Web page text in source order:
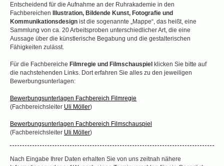
Entscheidend für die Aufnahme an der Ruhrakademie in den
Fachbereichen
Illustration, Bildende Kunst, Fotografie und
Kommunikationsdesign ist die sogenannte „Mappe“, das heißt, eine
Sammlung von ca. 20 Arbeitsproben unterschiedlicher Art, die eine
Aussage über die künstlerische Begabung und die gestalterischen
Fähigkeiten zulässt.
Für die Fachbereiche Filmregie und Filmschauspiel klicken Sie bitte auf
die nachstehenden Links. Dort erfahren Sie alles zu den jeweiligen
Bewerbungsunterlagen:
Bewerbungsunterlagen Fachbereich Filmregie
(Fachbereichsleiter Uli Möller)
Bewerbungsunterlagen Fachbereich Filmschauspiel
(Fachbereichsleiter Uli Möller)
Nach Eingabe Ihrer Daten erhalten Sie von uns zeitnah nähere